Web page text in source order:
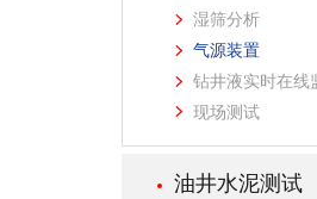
湿筛分析
气源装置
钻井液实时在线
现场测试
油井水泥测试